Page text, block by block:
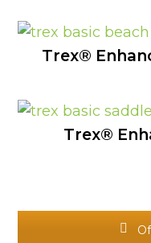
Trex®
Trex®